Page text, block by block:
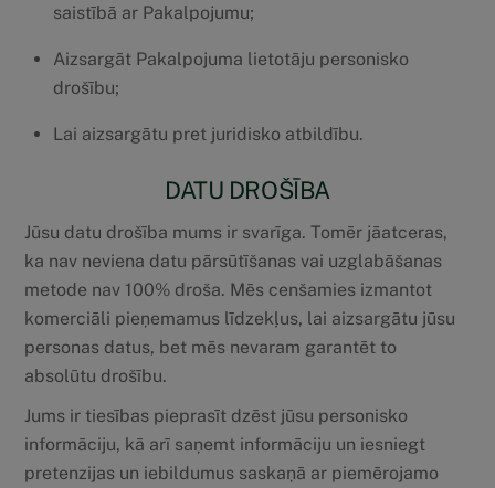
saistībā ar Pakalpojumu;
Aizsargāt Pakalpojuma lietotāju personisko
drošību;
Lai aizsargātu pret juridisko atbildību.
DATU DROŠĪBA
Jūsu datu drošība mums ir svarīga. Tomēr jāatceras,
ka nav neviena datu pārsūtīšanas vai uzglabāšanas
metode nav 100% droša. Mēs cenšamies izmantot
komerciāli pieņemamus līdzekļus, lai aizsargātu jūsu
personas datus, bet mēs nevaram garantēt to
absolūtu drošību.
Jums ir tiesības pieprasīt dzēst jūsu personisko
informāciju, kā arī saņemt informāciju un iesniegt
pretenzijas un iebildumus saskaņā ar piemērojamo